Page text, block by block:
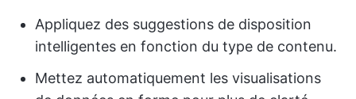
Appliquez des suggestions de disposition
intelligentes en fonction du type de contenu.
Mettez automatiquement les visualisations